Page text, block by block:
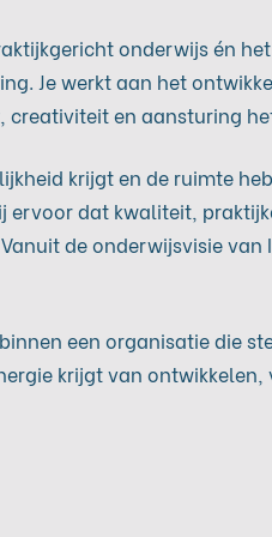
onderwijs én
Je werkt aan het
en aansturing
krijgt en de ruimte
ervoor dat kwaliteit,
de onderwijsvisie
een organisatie die
krijgt van